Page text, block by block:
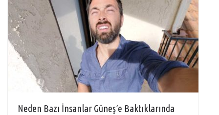
Neden Bazı İnsanlar Güneş’e Baktıklarında